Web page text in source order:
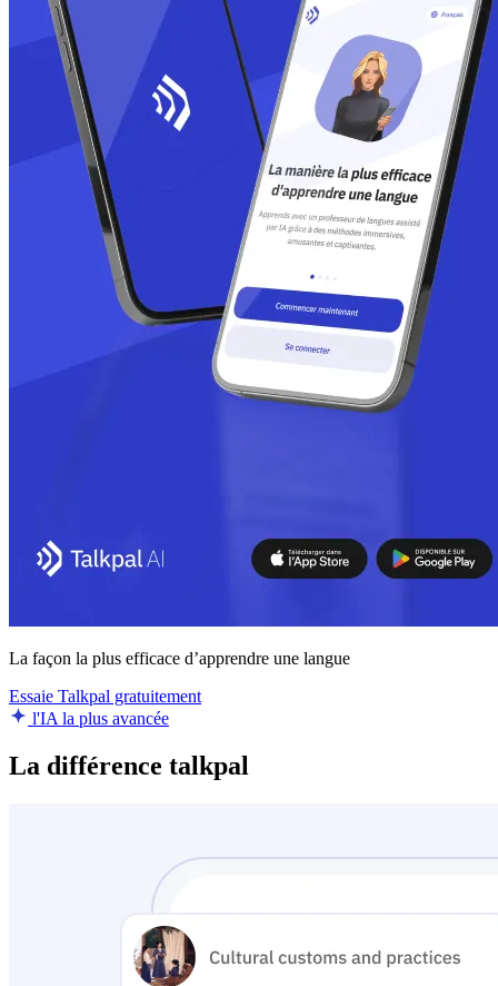
La façon la plus efficace d’apprendre une langue
Essaie Talkpal gratuitement
l'IA la plus avancée
La différence talkpal